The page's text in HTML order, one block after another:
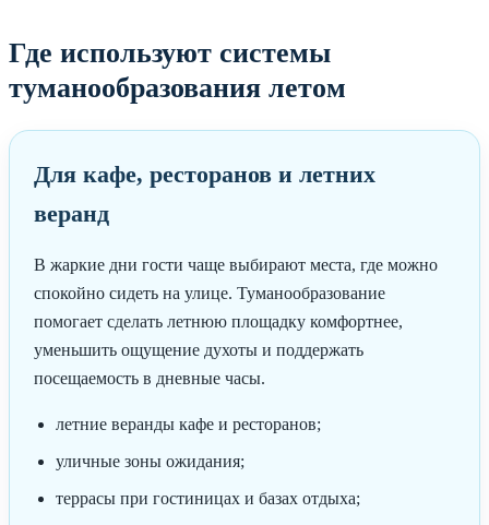
Где используют системы
туманообразования летом
Для кафе, ресторанов и летних
веранд
В жаркие дни гости чаще выбирают места, где можно
спокойно сидеть на улице. Туманообразование
помогает сделать летнюю площадку комфортнее,
уменьшить ощущение духоты и поддержать
посещаемость в дневные часы.
летние веранды кафе и ресторанов;
уличные зоны ожидания;
террасы при гостиницах и базах отдыха;